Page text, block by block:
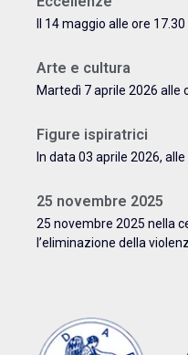
Il 14 maggio alle ore
Arte e cultura
Martedì 7 aprile 2026 alle
Figure ispiratrici
In data 03 aprile 2026, alle
25 novembre 2025
25 novembre 2025 nella
l’eliminazione della